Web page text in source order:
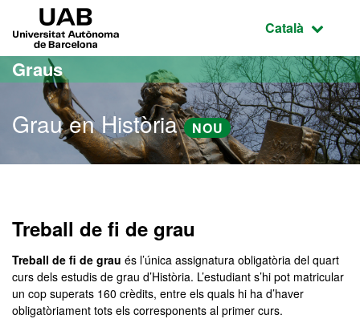
Ves al contingut principal
Ves a la navegació de la pàgina
Idioma
Català
Graus
Grau en Història NOU
Treball de fi de grau
Treball de fi de grau és l’única assignatura obligatòria del quart
curs dels estudis de grau d’Història. L’estudiant s’hi pot matricular
un cop superats 160 crèdits, entre els quals hi ha d’haver
obligatòriament tots els corresponents al primer curs.